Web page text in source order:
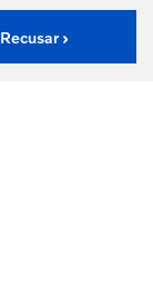
Recusar